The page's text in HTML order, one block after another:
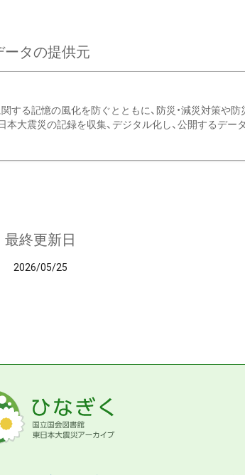
ータの提供元
する記憶の風化を防ぐとともに、防災・減災対策や
大震災の記録を収集、デジタル化し、公開するデー
最終更新日
2026/05/25